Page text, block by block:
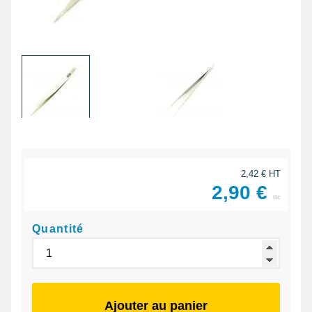
2,42 € HT
2,90 € ttc
Quantité
Ajouter au panier